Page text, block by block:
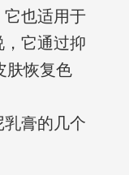
它也适用于
它通过抑
肤恢复色
膏的几个